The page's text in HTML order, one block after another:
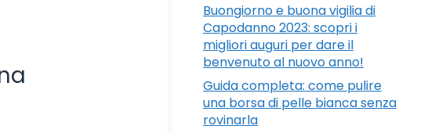
Buongiorno e buona vigilia di
Capodanno 2023: scopri i
migliori auguri per dare il
benvenuto al nuovo anno!
Guida completa: come pulire
una borsa di pelle bianca senza
rovinarla